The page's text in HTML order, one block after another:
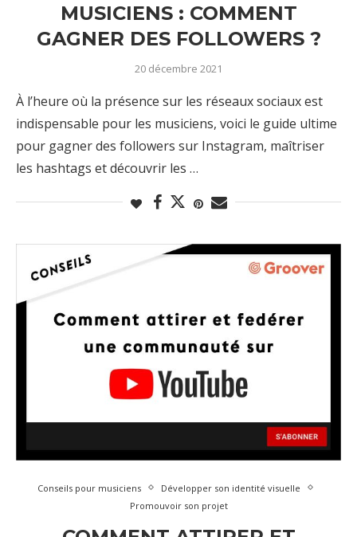
MUSICIENS : COMMENT
GAGNER DES FOLLOWERS ?
20 décembre 2021
À l’heure où la présence sur les réseaux sociaux est
indispensable pour les musiciens, voici le guide ultime
pour gagner des followers sur Instagram, maîtriser
les hashtags et découvrir les …
Conseils pour musiciens
Développer son identité visuelle
Promouvoir son projet